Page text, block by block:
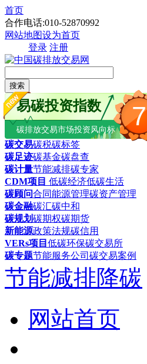
首页
合作电话:010-52870992
网站地图设为首页
登录 注册
搜索
7
易碳投资指数
碳排放交易市场投资风向标
碳交易碳税碳标签
碳足迹碳基金碳盘查
碳计量节能减排碳专家
CDM项目 低碳经济低碳生活
碳顾问合同能源管理碳资产管理
碳金融碳汇碳中和
碳规划碳期权碳期货
新能源政策法规碳信用
VERs项目 低碳环保碳交易所
碳专题节能服务公司 碳交易案例
节能减排降碳
网站首页